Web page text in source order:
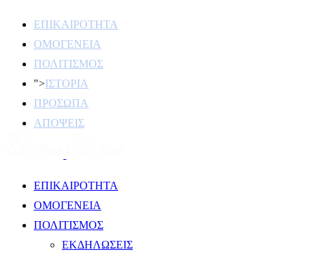
ΕΠΙΚΑΙΡΟΤΗΤΑ
ΟΜΟΓΕΝΕΙΑ
ΠΟΛΙΤΙΣΜΟΣ
">ΙΣΤΟΡΙΑ
ΠΡΟΣΩΠΑ
ΑΠΟΨΕΙΣ
ΕΠΙΚΑΙΡΟΤΗΤΑ
ΟΜΟΓΕΝΕΙΑ
ΠΟΛΙΤΙΣΜΟΣ
ΕΚΔΗΛΩΣΕΙΣ